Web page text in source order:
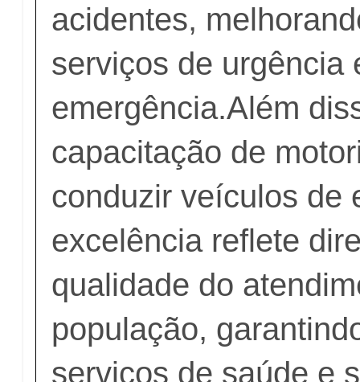
acidentes,
serviços de urgência
emergência.Além
capacitação de
conduzir veículos de
excelência reflete
qualidade do
população,
serviços de saúde e